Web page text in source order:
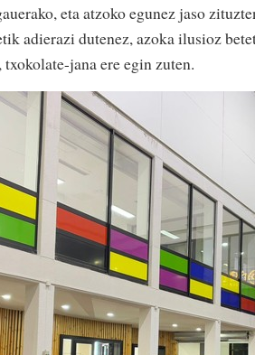
eta atzoko egunez jaso
adierazi dutenez, azoka ilusioz
jana ere egin zuten.